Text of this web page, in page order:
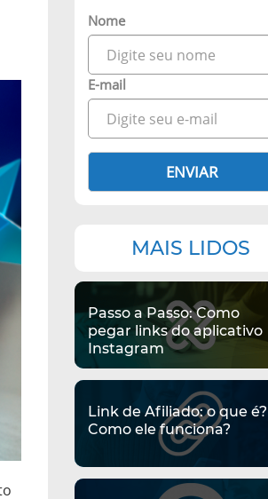
Nome
E-mail
ENVIAR
MAIS LIDOS
Passo a Passo: Como
pegar links do aplicativo
Instagram
Link de Afiliado: o que é?
Como ele funciona?